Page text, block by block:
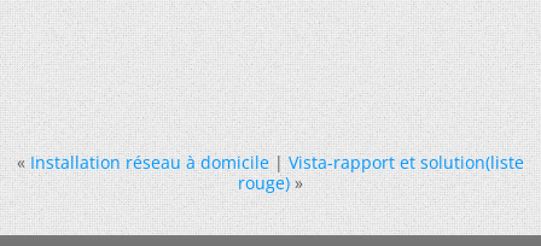
« Installation réseau à domicile|Vista-rapport et solution(liste
rouge) »